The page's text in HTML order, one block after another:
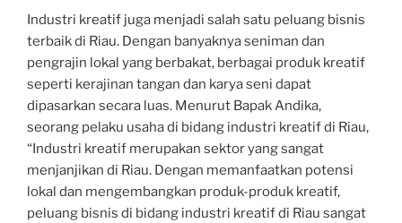
Industri kreatif juga menjadi salah satu peluang bisnis
terbaik di Riau. Dengan banyaknya seniman dan
pengrajin lokal yang berbakat, berbagai produk kreatif
seperti kerajinan tangan dan karya seni dapat
dipasarkan secara luas. Menurut Bapak Andika,
seorang pelaku usaha di bidang industri kreatif di Riau,
“Industri kreatif merupakan sektor yang sangat
menjanjikan di Riau. Dengan memanfaatkan potensi
lokal dan mengembangkan produk-produk kreatif,
peluang bisnis di bidang industri kreatif di Riau sangat